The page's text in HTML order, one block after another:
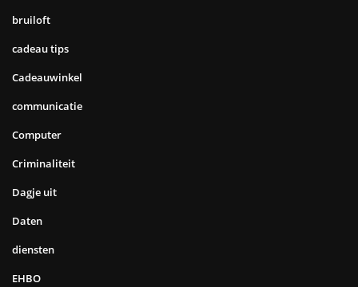
bruiloft
cadeau tips
Cadeauwinkel
communicatie
Computer
Criminaliteit
Dagje uit
Daten
diensten
EHBO